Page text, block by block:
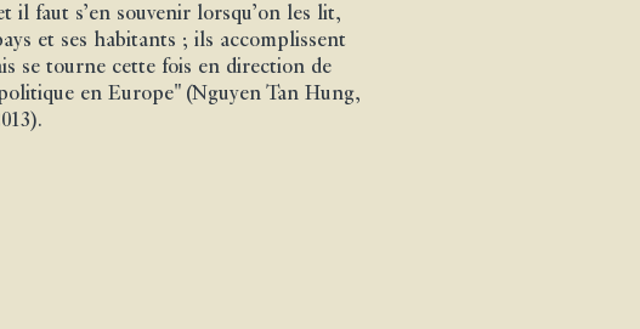
il faut s’en souvenir lorsqu’on les lit,
et ses habitants ; ils accomplissent
se tourne cette fois en direction de
en Europe" (Nguyen Tan Hung,